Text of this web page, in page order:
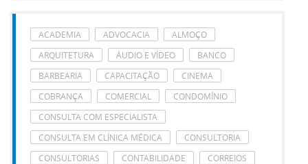
ACADEMIA ADVOCACIA
ALMOÇO
ARQUITETURA
ÁUDIO E VÍDEO
BANCO
BARBEARIA
CAPACITAÇÃO
CINEMA
COBRANÇA
COMERCIAL
CONDOMÍNIO
CONSULTA COM ESPECIALISTA
CONSULTA EM CLÍNICA MÉDICA
CONSULTORIA
CONSULTORIAS
CONTABILIDADE
CORREIOS